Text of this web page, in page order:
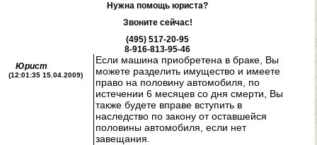
Нужна помощь юриста?
Звоните сейчас!
(495) 517-20-95
8-916-813-95-46
Юрист
(12:01:35 15.04.2009)
Если машина приобретена в браке, Вы
можете разделить имущество и имеете
право на половину автомобиля, по
истечении 6 месяцев со дня смерти, Вы
также будете вправе вступить в
наследство по закону от оставшейся
половины автомобиля, если нет
завещания.